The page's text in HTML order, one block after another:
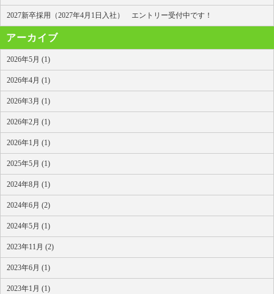
2027新卒採用（2027年4月1日入社） エントリー受付中です！
アーカイブ
2026年5月 (1)
2026年4月 (1)
2026年3月 (1)
2026年2月 (1)
2026年1月 (1)
2025年5月 (1)
2024年8月 (1)
2024年6月 (2)
2024年5月 (1)
2023年11月 (2)
2023年6月 (1)
2023年1月 (1)